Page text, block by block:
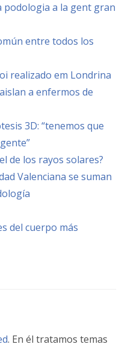
podologia a la gent gran
entre todos los
realizado em Londrina
a enfermos de
3D: “tenemos que
de los rayos solares?
Valenciana se suman
del cuerpo más
. En él tratamos temas